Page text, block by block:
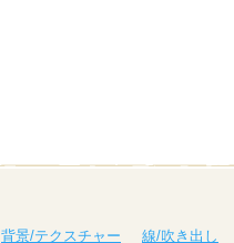
背景/テクスチャー 線/吹き出し